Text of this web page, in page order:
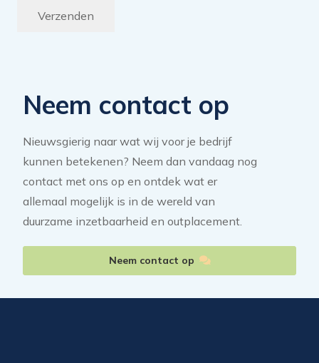
Verzenden
Neem contact op
Nieuwsgierig naar wat wij voor je bedrijf
kunnen betekenen? Neem dan vandaag nog
contact met ons op en ontdek wat er
allemaal mogelijk is in de wereld van
duurzame inzetbaarheid en outplacement.
Neem contact op